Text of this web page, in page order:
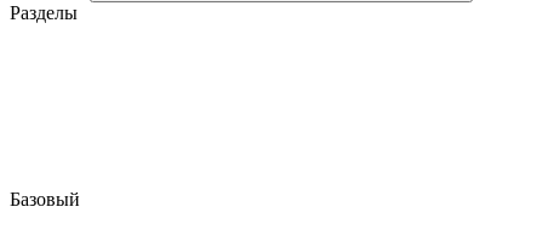
Разделы
Базовый